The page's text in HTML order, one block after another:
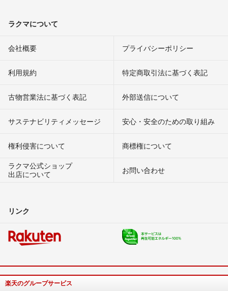
ラクマについて
会社概要 プライバシーポリシー
利用規約 特定商取引法に基づく表記
古物営業法に基づく表記 外部送信について
サステナビリティメッセージ 安心・安全のための取り組み
権利侵害について
商標権について
ラクマ公式ショップ
出店について
お問い合わせ
リンク
楽天のグループサービス